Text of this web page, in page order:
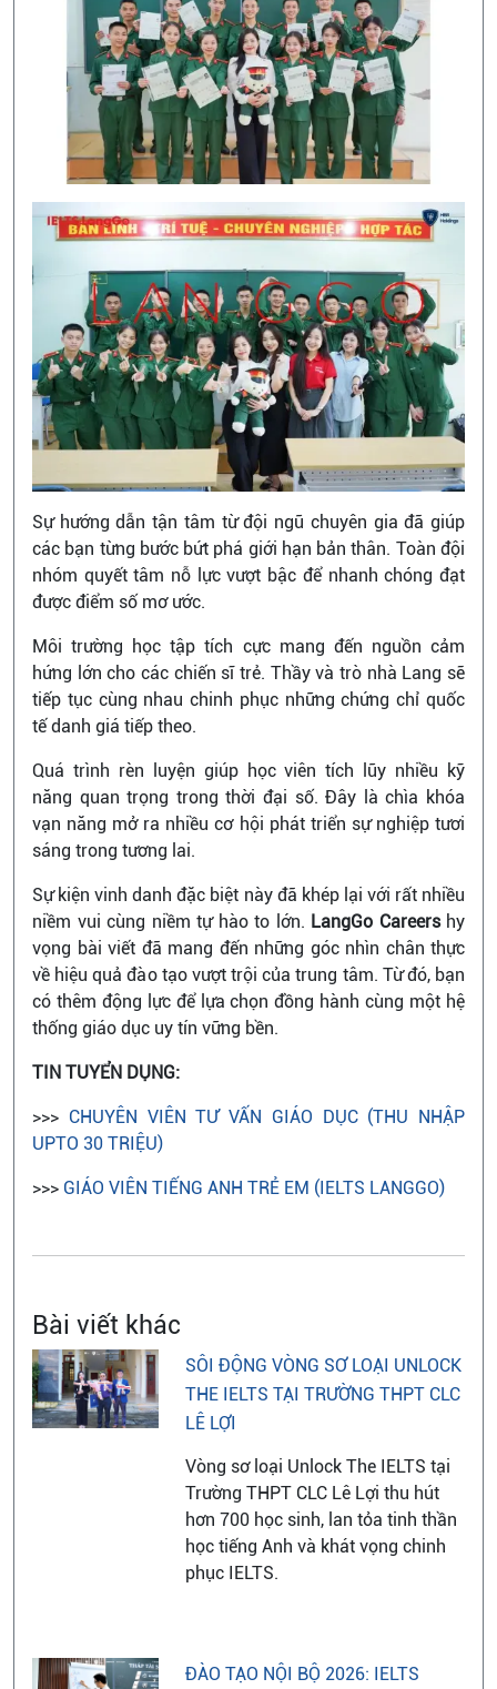
Sự hướng dẫn tận tâm từ đội ngũ chuyên gia đã giúp
các bạn từng bước bứt phá giới hạn bản thân. Toàn đội
nhóm quyết tâm nỗ lực vượt bậc để nhanh chóng đạt
được điểm số mơ ước.
Môi trường học tập tích cực mang đến nguồn cảm
hứng lớn cho các chiến sĩ trẻ. Thầy và trò nhà Lang sẽ
tiếp tục cùng nhau chinh phục những chứng chỉ quốc
tế danh giá tiếp theo.
Quá trình rèn luyện giúp học viên tích lũy nhiều kỹ
năng quan trọng trong thời đại số. Đây là chìa khóa
vạn năng mở ra nhiều cơ hội phát triển sự nghiệp tươi
sáng trong tương lai.
Sự kiện vinh danh đặc biệt này đã khép lại với rất nhiều
niềm vui cùng niềm tự hào to lớn. LangGo Careershy
vọng bài viết đã mang đến những góc nhìn chân thực
về hiệu quả đào tạo vượt trội của trung tâm. Từ đó, bạn
có thêm động lực để lựa chọn đồng hành cùng một hệ
thống giáo dục uy tín vững bền.
TIN TUYỂN DỤNG:
>>> CHUYÊN VIÊN TƯ VẤN GIÁO DỤC (THU NHẬP
UPTO 30 TRIỆU)
>>> GIÁO VIÊN TIẾNG ANH TRẺ EM (IELTS LANGGO)
Bài viết khác
SÔI ĐỘNG VÒNG SƠ LOẠI UNLOCK
THE IELTS TẠI TRƯỜNG THPT CLC
LÊ LỢI
Vòng sơ loại Unlock The IELTS tại
Trường THPT CLC Lê Lợi thu hút
hơn 700 học sinh, lan tỏa tinh thần
học tiếng Anh và khát vọng chinh
phục IELTS.
ĐÀO TẠO NỘI BỘ 2026: IELTS